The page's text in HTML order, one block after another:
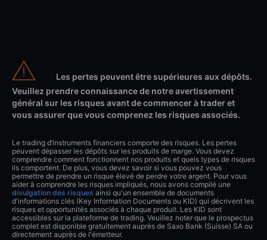
Les pertes peuvent être supérieures aux dépôts.
Veuillez prendre connaissance de notre avertissement
général sur les risques avant de commencer à trader et
vous assurer que vous comprenez les risques associés.
Le trading d’instruments financiers comporte des risques. Les pertes
peuvent dépasser les dépôts sur les produits de marge. Vous devez
comprendre comment fonctionnent nos produits et quels types de risques
ils comportent. De plus, vous devez savoir si vous pouvez vous
permettre de prendre un risque élevé de perdre votre argent. Pour vous
aider à comprendre les risques impliqués, nous avons compilé une
divulgation des risques ainsi qu'un ensemble de documents
d'informations clés (Key Information Documents ou KID) qui décrivent les
risques et opportunités associés à chaque produit. Les KID sont
accessibles sur la plateforme de trading. Veuillez noter que le prospectus
complet est disponible gratuitement auprès de Saxo Bank (Suisse) SA ou
directement auprès de l'émetteur.